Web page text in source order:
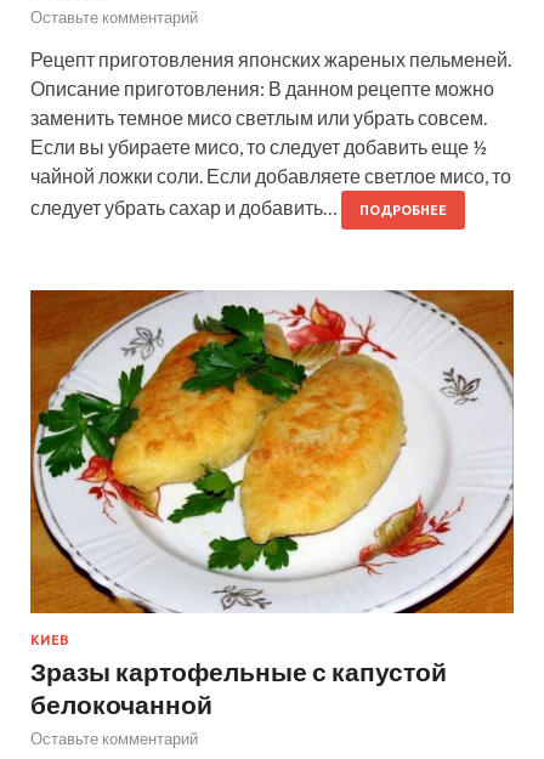
Оставьте комментарий
Рецепт приготовления японских жареных пельменей.
Описание приготовления: В данном рецепте можно
заменить темное мисо светлым или убрать совсем.
Если вы убираете мисо, то следует добавить еще ½
чайной ложки соли. Если добавляете светлое мисо, то
следует убрать сахар и добавить…
ПОДРОБНЕЕ
КИЕВ
Зразы картофельные с капустой
белокочанной
Оставьте комментарий